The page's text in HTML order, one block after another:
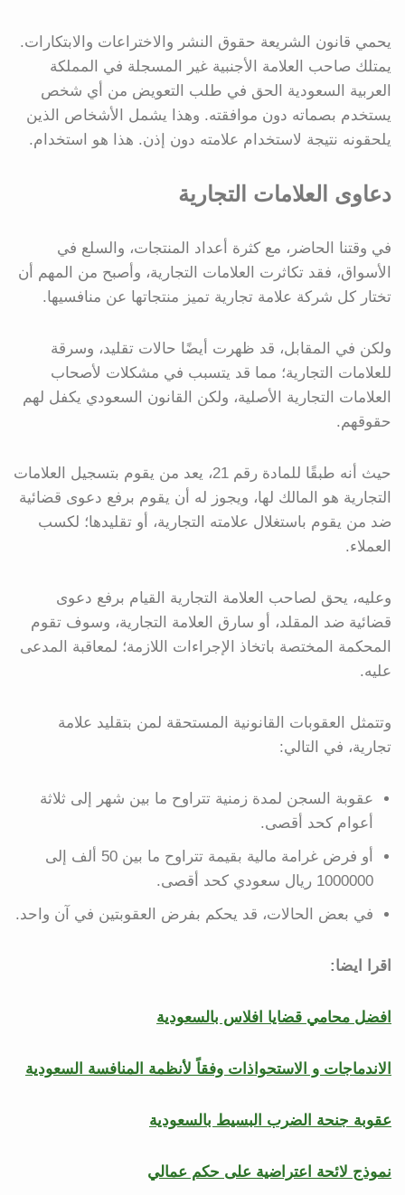
يحمي قانون الشريعة حقوق النشر والاختراعات والابتكارات.
يمتلك صاحب العلامة الأجنبية غير المسجلة في المملكة
العربية السعودية الحق في طلب التعويض من أي شخص
يستخدم بصماته دون موافقته. وهذا يشمل الأشخاص الذين
يلحقونه نتيجة لاستخدام علامته دون إذن. هذا هو استخدام.
دعاوى العلامات التجارية
في وقتنا الحاضر، مع كثرة أعداد المنتجات، والسلع في
الأسواق، فقد تكاثرت العلامات التجارية، وأصبح من المهم أن
تختار كل شركة علامة تجارية تميز منتجاتها عن منافسيها.
ولكن في المقابل، قد ظهرت أيضًا حالات تقليد، وسرقة
للعلامات التجارية؛ مما قد يتسبب في مشكلات لأصحاب
العلامات التجارية الأصلية، ولكن القانون السعودي يكفل لهم
حقوقهم.
حيث أنه طبقًا للمادة رقم 21، يعد من يقوم بتسجيل العلامات
التجارية هو المالك لها، ويجوز له أن يقوم برفع دعوى قضائية
ضد من يقوم باستغلال علامته التجارية، أو تقليدها؛ لكسب
العملاء.
وعليه، يحق لصاحب العلامة التجارية القيام برفع دعوى
قضائية ضد المقلد، أو سارق العلامة التجارية، وسوف تقوم
المحكمة المختصة باتخاذ الإجراءات اللازمة؛ لمعاقبة المدعى
عليه.
وتتمثل العقوبات القانونية المستحقة لمن بتقليد علامة
تجارية، في التالي:
عقوبة السجن لمدة زمنية تتراوح ما بين شهر إلى ثلاثة
أعوام كحد أقصى.
أو فرض غرامة مالية بقيمة تتراوح ما بين 50 ألف إلى
1000000 ريال سعودي كحد أقصى.
في بعض الحالات، قد يحكم بفرض العقوبتين في آن واحد.
اقرا ايضا:
افضل محامي قضايا افلاس بالسعودية
الاندماجات و الاستحواذات وفقاً لأنظمة المنافسة السعودية
عقوبة جنحة الضرب البسيط بالسعودية
نموذج لائحة اعتراضية على حكم عمالي